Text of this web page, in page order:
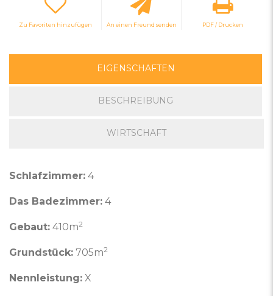
Zu Favoriten hinzufügen An einen Freund senden PDF / Drucken
EIGENSCHAFTEN
BESCHREIBUNG
WIRTSCHAFT
Schlafzimmer: 4
Das Badezimmer: 4
Gebaut: 410m2
Grundstück: 705m2
Nennleistung: X